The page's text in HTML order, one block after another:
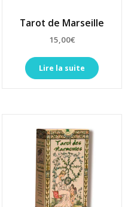
Tarot de Marseille
15,00€
Lire la suite